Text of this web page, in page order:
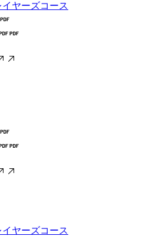
ヤーズコース
ヤーズコース